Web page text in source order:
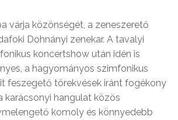
várja közönségét, a zeneszerető
Dohnányi zenekar. A tavalyi
koncertshow után idén is
a hagyományos szimfonikus
feszegető törekvések iránt fogékony
karácsonyi hangulat közös
komoly és könnyedebb